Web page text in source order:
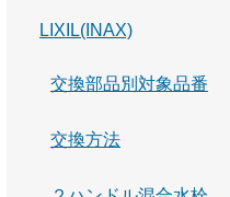
LIXIL(INAX)
交換部品別対象品番
交換方法